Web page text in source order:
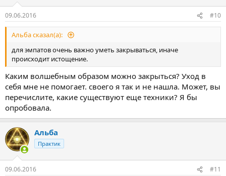
09.06.2016 #10
Альба сказал(а):
для эмпатов очень важно уметь закрываться, иначе
происходит истощение.
Каким волшебным образом можно закрыться? Уход в
себя мне не помогает. своего я так и не нашла. Может, вы
перечислите, какие существуют еще техники? Я бы
опробовала.
Альба
Практик
09.06.2016 #11